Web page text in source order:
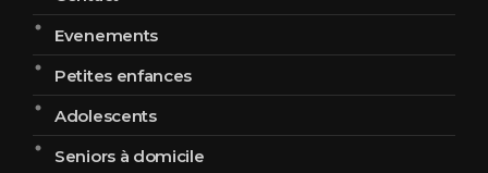
Evenements
Petites enfances
Adolescents
Seniors à domicile